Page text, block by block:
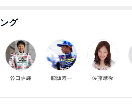
グ
谷口信輝 脇阪寿一 佐藤摩弥